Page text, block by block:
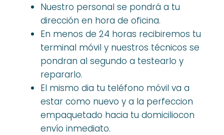
Nuestro personal se pondrá a tu
dirección en hora de oficina.
En menos de 24 horas recibiremos tu
terminal móvil y nuestros técnicos se
pondran al segundo a testearlo y
repararlo.
El mismo dia tu teléfono móvil va a
estar como nuevo y a la perfeccion
empaquetado hacia tu domiciliocon
envío inmediato.